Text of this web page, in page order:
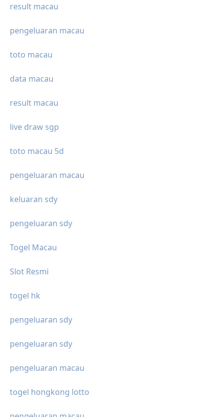
result macau
pengeluaran macau
toto macau
data macau
result macau
live draw sgp
toto macau 5d
pengeluaran macau
keluaran sdy
pengeluaran sdy
Togel Macau
Slot Resmi
togel hk
pengeluaran sdy
pengeluaran sdy
pengeluaran macau
togel hongkong lotto